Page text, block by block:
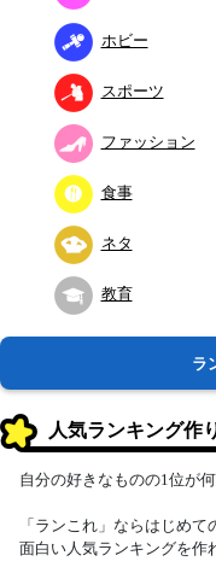
ホビー
スポーツ
ファッション
食事
ネタ
教育
ラ
人気ランキング作
自分の好きなものの1位が
「ランこれ」ならはじめて
面白い人気ランキングを作